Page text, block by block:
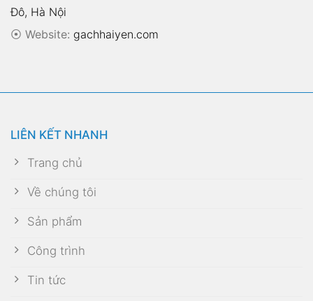
Đô, Hà Nội
⦿ Website: gachhaiyen.com
LIÊN KẾT NHANH
Trang chủ
Về chúng tôi
Sản phẩm
Công trình
Tin tức